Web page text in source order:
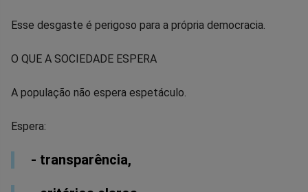
Esse desgaste é perigoso para a própria democracia.
O QUE A SOCIEDADE ESPERA
A população não espera espetáculo.
Espera:
- transparência,